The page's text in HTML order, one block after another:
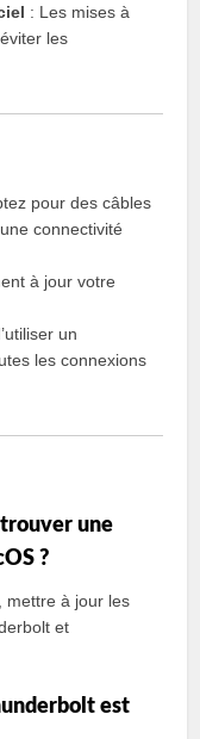
: Les mises à
les
pour des câbles
connectivité
à jour votre
un
les connexions
une
?
mettre à jour les
et
est